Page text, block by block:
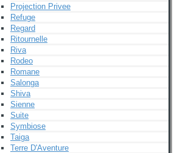
Projection Privee
Refuge
Regard
Ritournelle
Riva
Rodeo
Romane
Salonga
Shiva
Sienne
Suite
Symbiose
Taiga
Terre D'Aventure